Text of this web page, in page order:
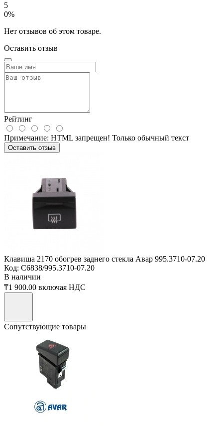
5
0%
Нет отзывов об этом товаре.
Оставить отзыв
Рейтинг
Примечание: HTML запрещен! Только обычный текст
Оставить отзыв
Клавиша 2170 обогрев заднего стекла Авар 995.3710-07.20
Код: С6838/995.3710-07.20
В наличии
₸1 900.00 включая НДС
Сопутствующие товары